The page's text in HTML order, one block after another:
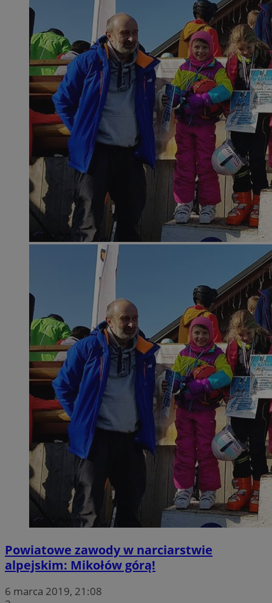
Powiatowe zawody w narciarstwie
alpejskim: Mikołów górą!
6 marca 2019, 21:08